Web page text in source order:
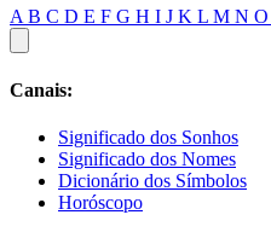
A B C D E F G H I J K L M N O
Canais:
Significado dos Sonhos
Significado dos Nomes
Dicionário dos Símbolos
Horóscopo